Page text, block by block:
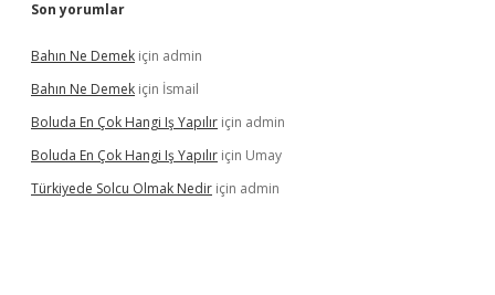
Son yorumlar
Bahın Ne Demek için admin
Bahın Ne Demek için İsmail
Boluda En Çok Hangi Iş Yapılır için admin
Boluda En Çok Hangi Iş Yapılır için Umay
Türkiyede Solcu Olmak Nedir için admin